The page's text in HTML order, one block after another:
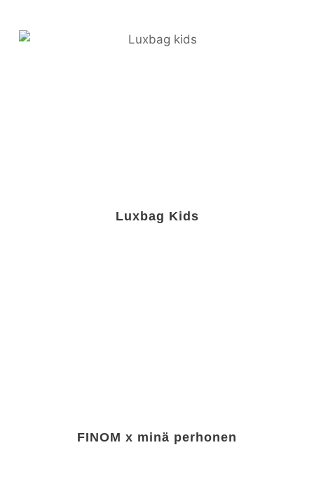
Luxbag Kids
FINOM x minä perhonen